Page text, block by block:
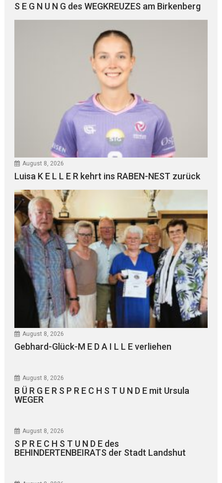
S E G N U N G des WEGKREUZES am Birkenberg
August 8, 2026
Luisa K E L L E R kehrt ins RABEN-NEST zurück
August 8, 2026
Gebhard-Glück-M E D A I L L E verliehen
August 8, 2026
B Ü R G E R S P R E C H S T U N D E mit Ursula
WEGER
August 8, 2026
S P R E C H S T U N D E des
BEHINDERTENBEIRATS der Stadt Landshut